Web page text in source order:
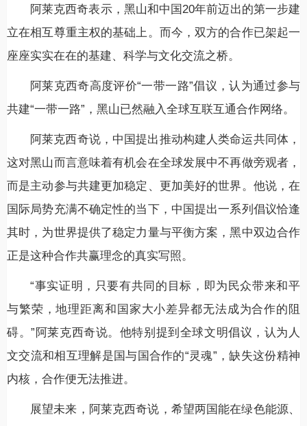
阿莱克西奇表示，黑山和中国20年前迈出的第一步建
立在相互尊重主权的基础上。而今，双方的合作已架起一
座座实实在在的基建、科学与文化交流之桥。
阿莱克西奇高度评价“一带一路”倡议，认为通过参与
共建“一带一路”，黑山已然融入全球互联互通合作网络。
阿莱克西奇说，中国提出推动构建人类命运共同体，
这对黑山而言意味着有机会在全球发展中不再做旁观者，
而是主动参与共建更加稳定、更加美好的世界。他说，在
国际局势充满不确定性的当下，中国提出一系列倡议恰逢
其时，为世界提供了稳定力量与平衡方案，黑中双边合作
正是这种合作共赢理念的真实写照。
“事实证明，只要有共同的目标，即为民众带来和平
与繁荣，地理距离和国家大小差异都无法成为合作的阻
碍。”阿莱克西奇说。他特别提到全球文明倡议，认为人
文交流和相互理解是国与国合作的“灵魂”，缺失这份精神
内核，合作便无法推进。
展望未来，阿莱克西奇说，希望两国能在绿色能源、